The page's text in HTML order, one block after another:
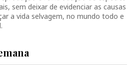
sem deixar de evidenciar as causas
a vida selvagem, no mundo todo e